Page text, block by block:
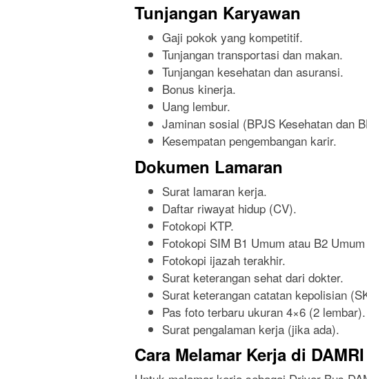
Tunjangan Karyawan
Gaji pokok yang kompetitif.
Tunjangan transportasi dan makan.
Tunjangan kesehatan dan asuransi.
Bonus kinerja.
Uang lembur.
Jaminan sosial (BPJS Kesehatan dan
Kesempatan pengembangan karir.
Dokumen Lamaran
Surat lamaran kerja.
Daftar riwayat hidup (CV).
Fotokopi KTP.
Fotokopi SIM B1 Umum atau B2
Fotokopi ijazah terakhir.
Surat keterangan sehat dari dokter.
Surat keterangan catatan kepolisian
Pas foto terbaru ukuran 4×6 (2 lembar).
Surat pengalaman kerja (jika ada).
Cara Melamar Kerja di DAMRI